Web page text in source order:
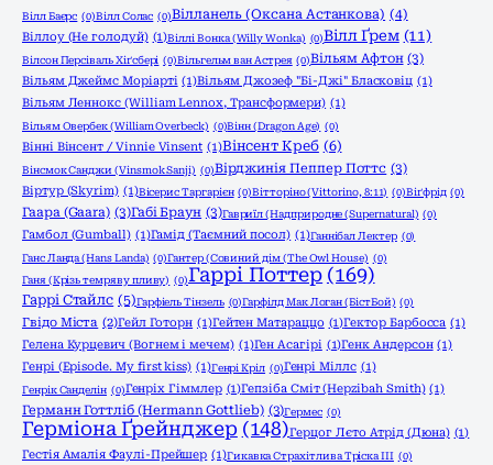
Вілл Баєрс (0)Вілл Солас (0)Вілланель (Оксана Астанкова) (4)
Віллоу (Не голодуй) (1)Віллі Вонка (Willy Wonka) (0)Вілл Ґрем (11)
Вілсон Персіваль Хіґсбері (0)Вільгельм ван Астрея (0)Вільям Афтон (3)
Вільям Джеймс Моріарті (1)Вільям Джозеф "Бі-Джі" Бласковіц (1)
Вільям Леннокс (William Lennox, Трансформери) (1)
Вільям Овербек (William Overbeck) (0)Вінн (Dragon Age) (0)
Вінні Вінсент / Vinnie Vinsent (1)Вінсент Креб (6)
Вінсмок Санджи (Vinsmok Sanji) (0)Вірджинія Пеппер Поттс (3)
Віртур (Skyrim) (1)Вісерис Таргарієн (0)Вітторіно (Vittorino, 8:11) (0)Віґфрід (0)
Гаара (Gaara) (3)Габі Браун (3)Гавриїл (Надприродне (Supernatural) (0)
Гамбол (Gumball) (1)Гамід (Таємний посол) (1)Ганнібал Лектер (0)
Ганс Ланда (Hans Landa) (0)Гантер (Совиний дім (The Owl House) (0)
Ганя (Крізь темряву пливу) (0)Гаррі Поттер (169)
Гаррі Стайлс (5)Гарфіель Тінзель (0)Гарфілд Мак Логан (БістБой) (0)
Гвідо Міста (2)Гейл Готорн (1)Гейтен Матараццо (1)Гектор Барбосса (1)
Гелена Курцевич (Вогнем і мечем) (1)Ген Асагірі (1)Генк Андерсон (1)
Генрі (Episode. My first kiss) (1)Генрі Кріл (0)Генрі Міллс (1)
Генрік Санделін (0)Генріх Гіммлер (1)Гепзіба Сміт (Hepzibah Smith) (1)
Германн Готтліб (Hermann Gottlieb) (3)Гермес (0)
Герміона Ґрейнджер (148)Герцог Лєто Атрід (Дюна) (1)
Гестія Амалія Фаулі-Прейшер (1)Гикавка Страхітлива Тріска ІІІ (0)